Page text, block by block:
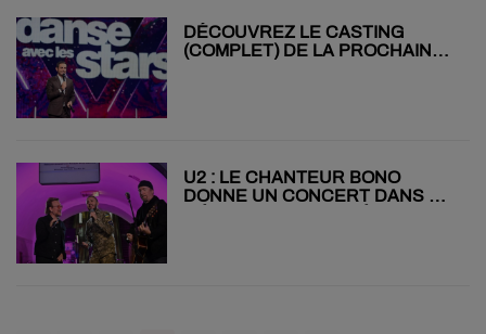
DÉCOUVREZ LE CASTING
(COMPLET) DE LA PROCHAINE
U2 : LE CHANTEUR BONO
DONNE UN CONCERT DANS UN